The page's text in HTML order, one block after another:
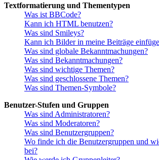
Textformatierung und Thementypen
Was ist BBCode?
Kann ich HTML benutzen?
Was sind Smileys?
Kann ich Bilder in meine Beiträge
Was sind globale Bekanntmachungen?
Was sind Bekanntmachungen?
Was sind wichtige Themen?
Was sind geschlossene Themen?
Was sind Themen-Symbole?
Benutzer-Stufen und Gruppen
Was sind Administratoren?
Was sind Moderatoren?
Was sind Benutzergruppen?
Wo finde ich die Benutzergruppen und
bei?